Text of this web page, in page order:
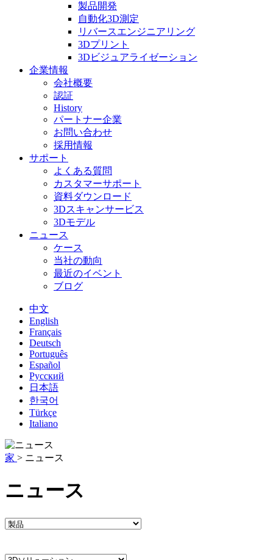
製品開発
自動化3D測定
リバースエンジニアリング
3Dプリント
3Dビジュアライゼーション
企業情報
会社概要
認証
History
パートナー企業
お問い合わせ
採用情報
サポート
よくある質問
カスタマーサポート
資料ダウンロード
3Dスキャンサービス
3Dモデル
ニュース
ケース
当社の動向
最近のイベント
ブログ
中文
English
Français
Deutsch
Português
Español
Русский
日本語
한국어
Türkçe
Italiano
家 > ニュース
ニュース